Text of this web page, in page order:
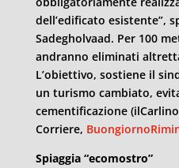
dell’edificato esistente”,
Sadegholvaad. Per 100
andranno eliminati
L’obiettivo, sostiene il
un turismo cambiato,
cementificazione
Corriere,
Spiaggia “ecomostro”